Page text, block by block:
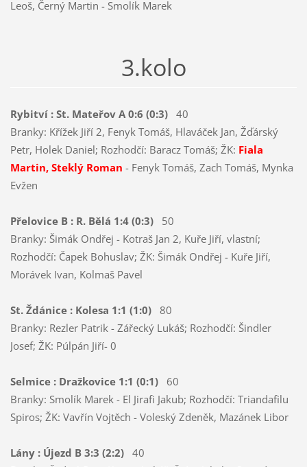
Leoš, Černý Martin - Smolík Marek
3.kolo
Rybitví : St. Mateřov A 0:6 (0:3)40
Branky: Křížek Jiří 2, Fenyk Tomáš, Hlaváček Jan, Žďárský
Petr, Holek Daniel; Rozhodčí: Baracz Tomáš; ŽK: Fiala
Martin, Steklý Roman - Fenyk Tomáš, Zach Tomáš, Mynka
Evžen
Přelovice B : R. Bělá 1:4 (0:3)50
Branky: Šimák Ondřej - Kotraš Jan 2, Kuře Jiří, vlastní;
Rozhodčí: Čapek Bohuslav; ŽK: Šimák Ondřej - Kuře Jiří,
Morávek Ivan, Kolmaš Pavel
St. Ždánice : Kolesa 1:1 (1:0)80
Branky: Rezler Patrik - Zářecký Lukáš; Rozhodčí: Šindler
Josef; ŽK: Púlpán Jiří- 0
Selmice : Dražkovice 1:1 (0:1)
60
Branky: Smolík Marek - El Jirafi Jakub; Rozhodčí: Triandafilu
Spiros; ŽK: Vavřín Vojtěch - Voleský Zdeněk, Mazánek Libor
Lány : Újezd B 3:3 (2:2) 40